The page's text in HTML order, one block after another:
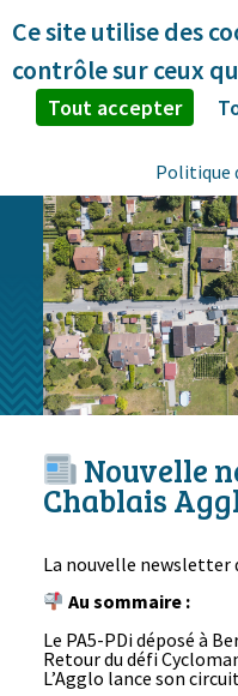
Nouvelle
Chablais
La nouvelle newsletter
Au sommaire :
Le PA5-PDi déposé à
Retour du défi
L’Agglo lance son
Ce site utilise des
contrôle sur ceux
Tout accepter
Politique